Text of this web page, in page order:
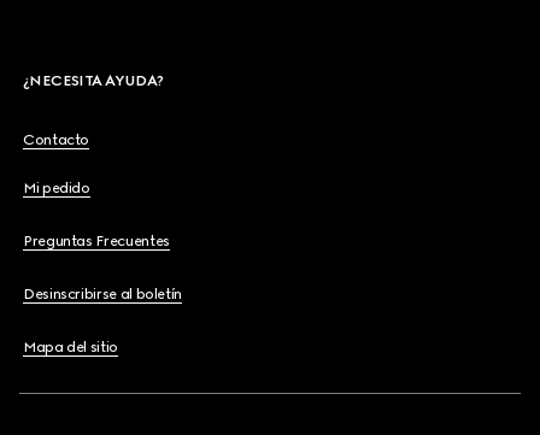
¿NECESITA AYUDA?
Contacto
Mi pedido
Preguntas Frecuentes
Desinscribirse al boletín
Mapa del sitio